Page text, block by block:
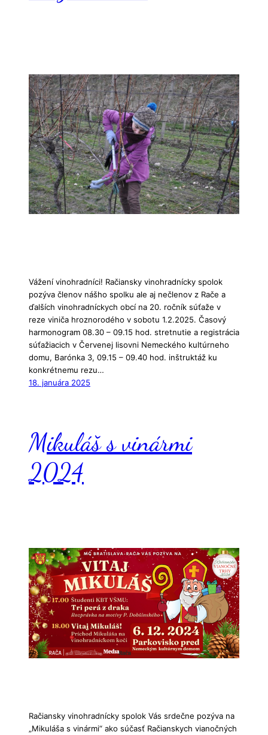
Vážení vinohradníci! Račiansky vinohradnícky spolok
pozýva členov nášho spolku ale aj nečlenov z Rače a
ďalších vinohradníckych obcí na 20. ročník súťaže v
reze viniča hroznorodého v sobotu 1.2.2025. Časový
harmonogram 08.30 – 09.15 hod. stretnutie a registrácia
súťažiacich v Červenej lisovni Nemeckého kultúrneho
domu, Barónka 3, 09.15 – 09.40 hod. inštruktáž ku
konkrétnemu rezu…
18. januára 2025
Mikuláš s vinármi
2024
Račiansky vinohradnícky spolok Vás srdečne pozýva na
„Mikuláša s vinármi“ ako súčasť Račianskych vianočných